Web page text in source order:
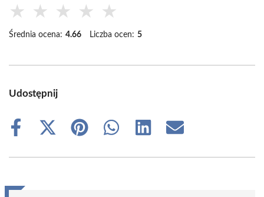
★ ★ ★ ★ ★
Średnia ocena: 4.66 Liczba ocen: 5
Udostępnij
Share
Share
(Twitter)
Share
Share
Share
Share